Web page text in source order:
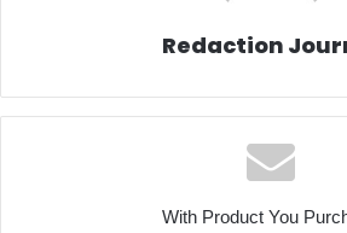
Redaction
With Product You